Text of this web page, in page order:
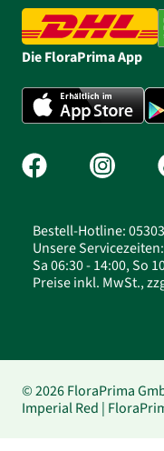
Die FloraPrima App
Bestell-Hotline:
Unsere
Sa 06:30 - 14:00, So
Preise inkl. MwSt.,
© 2026 FloraPrima
Imperial Red |